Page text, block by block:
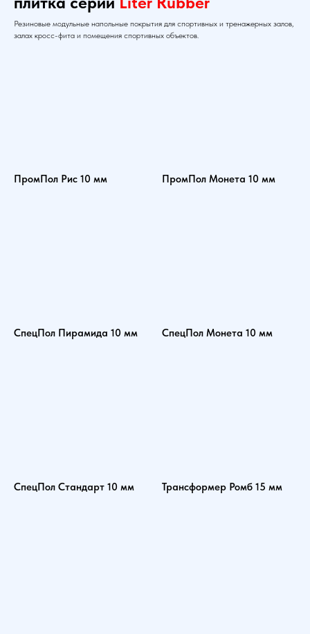
Резиновые модульные напольные покрытия для спортивных и тренажерных залов,
залах кросс-фита и помещения спортивных объектов.
ПромПол Рис 10 мм ПромПол Монета 10 мм
СпецПол Пирамида 10 мм СпецПол Монета 10 мм
СпецПол Стандарт 10 мм Трансформер Ромб 15 мм